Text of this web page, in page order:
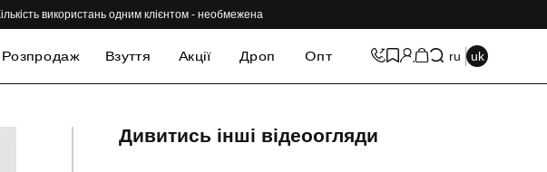
використань одним клієнтом - необмежена
Розпродаж Взуття Акції Дроп Опт ru uk
Дивитись інші відеоогляди